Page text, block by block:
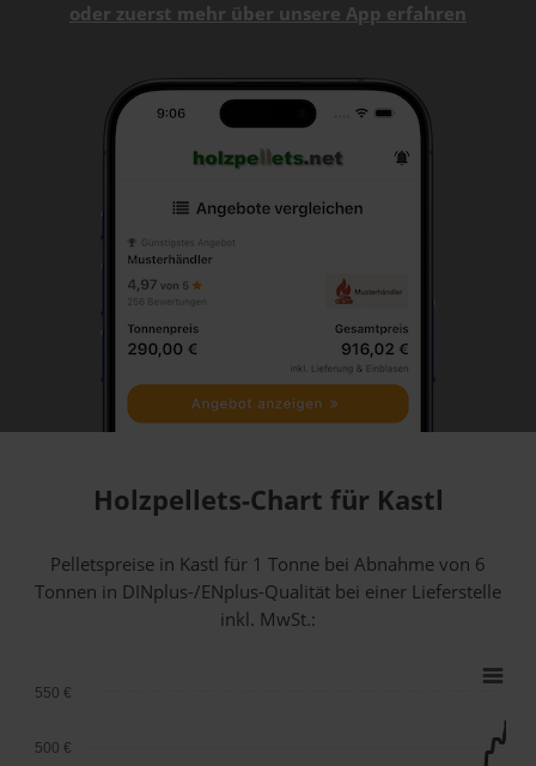
oder zuerst mehr über unsere App erfahren
Holzpellets-Chart für Kastl
Pelletspreise in Kastl für 1 Tonne bei Abnahmevon 6
Tonnen in DINplus-/ENplus-Qualität bei einer Lieferstelle
inkl. MwSt.:
500 €
550 €